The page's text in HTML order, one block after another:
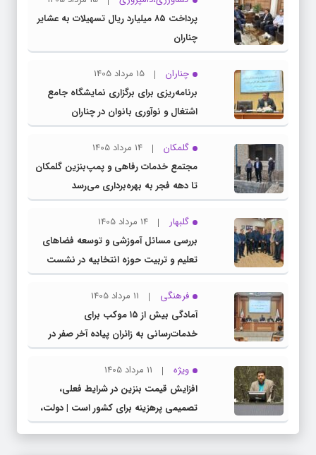
پرداخت ۸۵ میلیارد ریال تسهیلات به عشایر
چناران
چناران
15 مرداد 1405
برنامه‌ریزی برای برگزاری نمایشگاه جامع
اشتغال و نوآوری بانوان در چناران
گلمکان
14 مرداد 1405
مجتمع خدمات رفاهی و پمپ‌بنزین گلمکان
تا دهه فجر به بهره‌برداری می‌رسد
گلبهار
14 مرداد 1405
بررسی مسائل آموزشی و توسعه فضاهای
تعلیم و تربیت حوزه انتخابیه در نشست
مشترک عضو کمیسیون آموزش مجلس با
مدیرکل آموزش و پرورش خراسان رضوی
فرهنگی
11 مرداد 1405
آمادگی بیش از ۱۵ موکب برای
خدمات‌رسانی به زائران پیاده آخر صفر در
شهرستان چناران
ویژه
11 مرداد 1405
افزایش قیمت بنزین در شرایط فعلی،
تصمیمی پرهزینه برای کشور است | دولت،
قاچاق سوخت و عوامل اصلی ناترازی را